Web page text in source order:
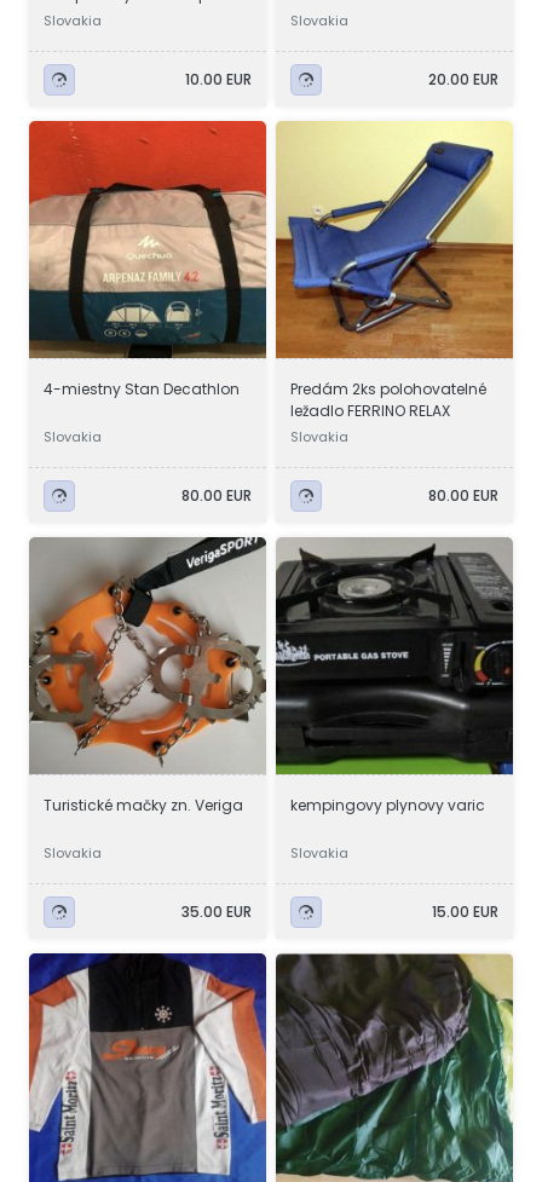
Slovakia
10.00 EUR
Slovakia
20.00 EUR
4-miestny Stan Decathlon
Slovakia
80.00 EUR
Predám 2ks polohovatelné
ležadlo FERRINO RELAX
Slovakia
80.00 EUR
Turistické mačky zn. Veriga
Slovakia
35.00 EUR
kempingovy plynovy varic
Slovakia
15.00 EUR